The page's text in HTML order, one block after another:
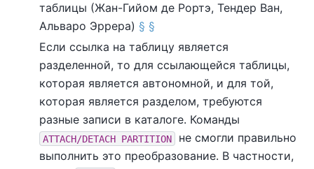
таблицы (Жан-Гийом де Рортэ, Тендер Ван,
Альваро Эррера) § §
Если ссылка на таблицу является
разделенной, то для ссылающейся таблицы,
которая является автономной, и для той,
которая является разделом, требуются
разные записи в каталоге. Команды
ATTACH/DETACH PARTITION
не смогли правильно
выполнить это преобразование. В частности,